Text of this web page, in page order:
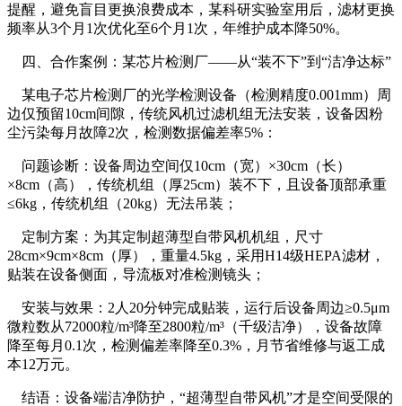
提醒，避免盲目更换浪费成本，某科研实验室用后，滤材更换
频率从3个月1次优化至6个月1次，年维护成本降50%。
四、合作案例：某芯片检测厂——从“装不下”到“洁净达标”
某电子芯片检测厂的光学检测设备（检测精度0.001mm）周
边仅预留10cm间隙，传统风机过滤机组无法安装，设备因粉
尘污染每月故障2次，检测数据偏差率5%：
问题诊断：设备周边空间仅10cm（宽）×30cm（长）
×8cm（高），传统机组（厚25cm）装不下，且设备顶部承重
≤6kg，传统机组（20kg）无法吊装；
定制方案：为其定制超薄型自带风机机组，尺寸
28cm×9cm×8cm（厚），重量4.5kg，采用H14级HEPA滤材，
贴装在设备侧面，导流板对准检测镜头；
安装与效果：2人20分钟完成贴装，运行后设备周边≥0.5μm
微粒数从72000粒/m³降至2800粒/m³（千级洁净），设备故障
降至每月0.1次，检测偏差率降至0.3%，月节省维修与返工成
本12万元。
结语：设备端洁净防护，“超薄型自带风机”才是空间受限的